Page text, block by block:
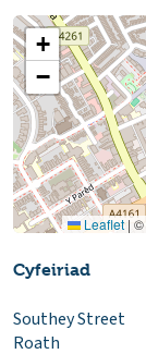
+
−
Leaflet |©
Cyfeiriad
Southey Street
Roath